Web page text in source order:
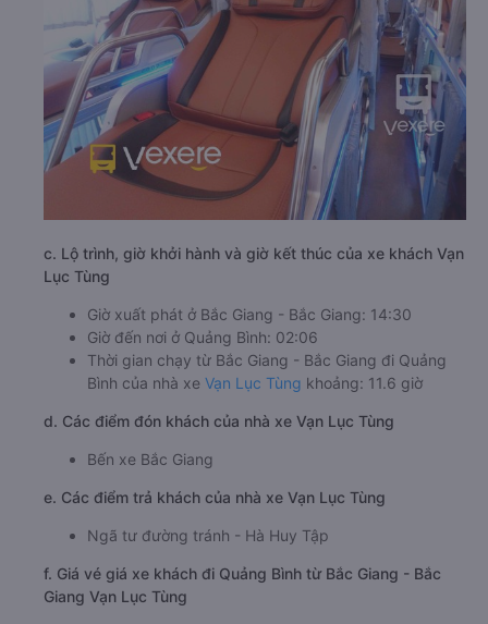
c. Lộ trình, giờ khởi hành và giờ kết thúc của xe khách Vạn
Lục Tùng
Giờ xuất phát ở Bắc Giang - Bắc Giang: 14:30
Giờ đến nơi ở Quảng Bình: 02:06
Thời gian chạy từ Bắc Giang - Bắc Giang đi Quảng
Bình của nhà xe Vạn Lục Tùng khoảng: 11.6 giờ
d. Các điểm đón khách của nhà xe Vạn Lục Tùng
Bến xe Bắc Giang
e. Các điểm trả khách của nhà xe Vạn Lục Tùng
Ngã tư đường tránh - Hà Huy Tập
f. Giá vé giá xe khách đi Quảng Bình từ Bắc Giang - Bắc
Giang Vạn Lục Tùng